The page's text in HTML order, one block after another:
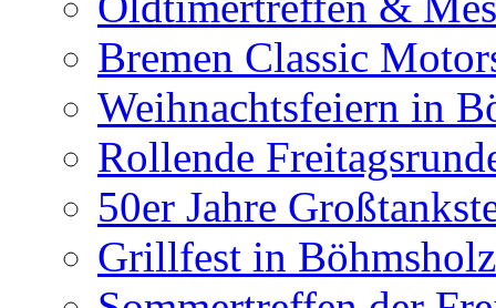
Bremen Classic
Weihnachtsfeiern in
Rollende
50er Jahre
Grillfest in